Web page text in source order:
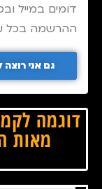
דומים במייל
ההרשמה בכל
גם אני
דוגמה
מאות